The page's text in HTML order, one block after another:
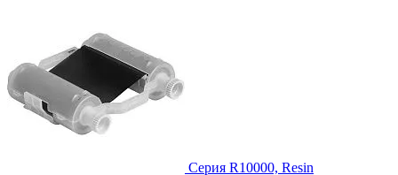
Серия R10000, Resin